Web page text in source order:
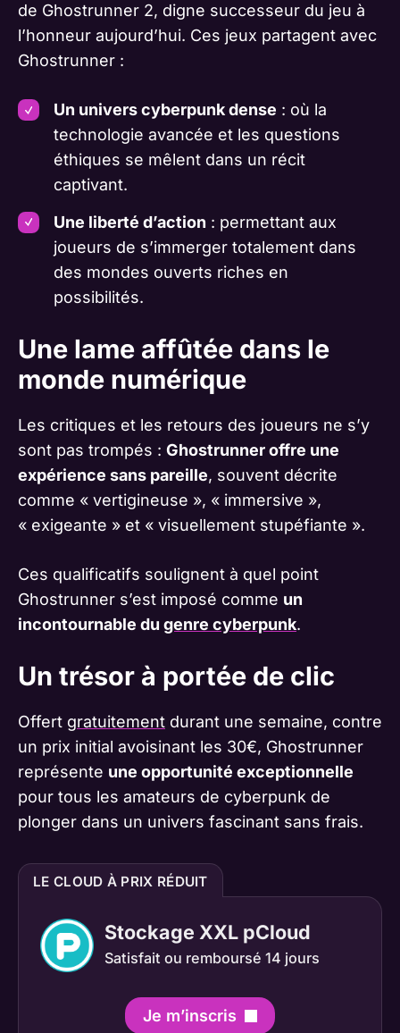
de Ghostrunner 2, digne successeur du jeu à
l’honneur aujourd’hui. Ces jeux partagent avec
Ghostrunner :
Un univers cyberpunk dense : où la
technologie avancée et les questions
éthiques se mêlent dans un récit
captivant.
Une liberté d’action : permettant aux
joueurs de s’immerger totalement dans
des mondes ouverts riches en
possibilités.
Une lame affûtée dans le
monde numérique
Les critiques et les retours des joueurs ne s’y
sont pas trompés : Ghostrunner offre une
expérience sans pareille, souvent décrite
comme « vertigineuse », « immersive »,
« exigeante » et « visuellement stupéfiante ».
Ces qualificatifs soulignent à quel point
Ghostrunner s’est imposé comme un
incontournable du genre cyberpunk.
Un trésor à portée de clic
Offert gratuitement durant une semaine, contre
un prix initial avoisinant les 30€, Ghostrunner
représente une opportunité exceptionnelle
pour tous les amateurs de cyberpunk de
plonger dans un univers fascinant sans frais.
LE CLOUD À PRIX RÉDUIT
Stockage XXL pCloud
Satisfait ou remboursé 14 jours
Je m’inscris